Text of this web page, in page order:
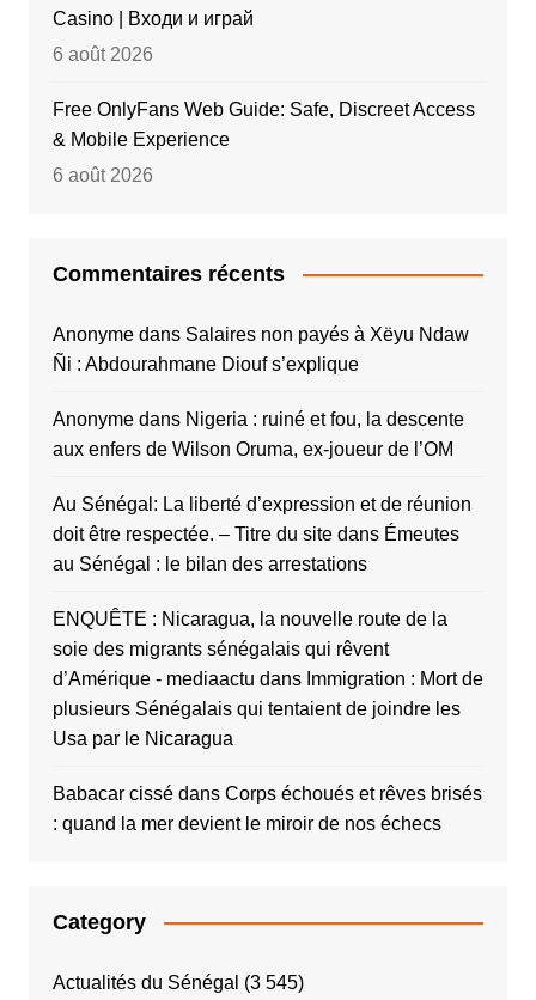
Casino | Входи и играй
6 août 2026
Free OnlyFans Web Guide: Safe, Discreet Access
& Mobile Experience
6 août 2026
Commentaires récents
Anonymedans Salaires non payés à Xëyu Ndaw
Ñi : Abdourahmane Diouf s’explique
Anonymedans Nigeria : ruiné et fou, la descente
aux enfers de Wilson Oruma, ex-joueur de l’OM
Au Sénégal: La liberté d’expression et de réunion
doit être respectée. – Titre du sitedans Émeutes
au Sénégal : le bilan des arrestations
ENQUÊTE : Nicaragua, la nouvelle route de la
soie des migrants sénégalais qui rêvent
d’Amérique - mediaactu dans Immigration : Mort de
plusieurs Sénégalais qui tentaient de joindre les
Usa par le Nicaragua
Babacar cissédans Corps échoués et rêves brisés
: quand la mer devient le miroir de nos échecs
Category
Actualités du Sénégal (3 545)